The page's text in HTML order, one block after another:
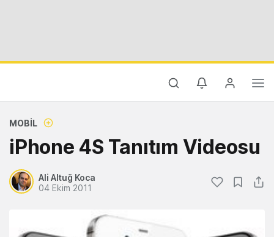
MOBIL
iPhone 4S Tanıtım Videosu
Ali Altuğ Koca
04 Ekim 2011